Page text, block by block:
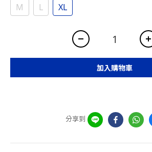
M L XL
加入購物車
分享到